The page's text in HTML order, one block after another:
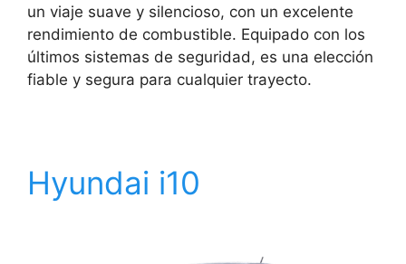
un viaje suave y silencioso, con un excelente
rendimiento de combustible. Equipado con los
últimos sistemas de seguridad, es una elección
fiable y segura para cualquier trayecto.
Hyundai i10